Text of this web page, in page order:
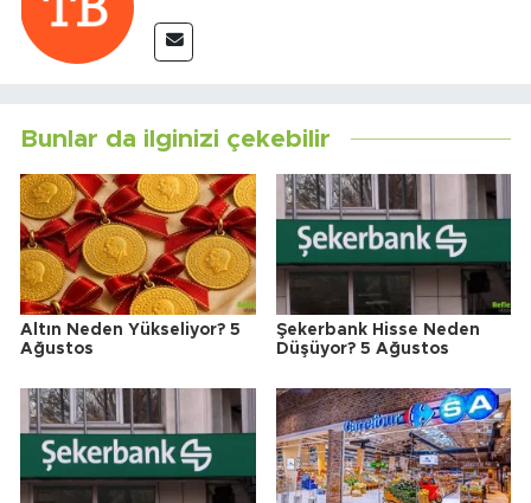
Bunlar da ilginizi çekebilir
Altın Neden Yükseliyor? 5
Ağustos
Şekerbank Hisse Neden
Düşüyor? 5 Ağustos